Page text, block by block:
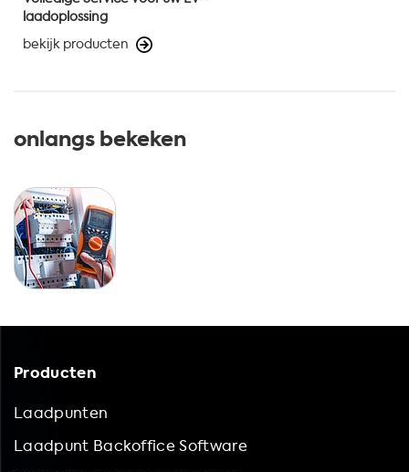
laadoplossing
bekijk producten
onlangs bekeken
Producten
Laadpunten
Laadpunt Backoffice Software